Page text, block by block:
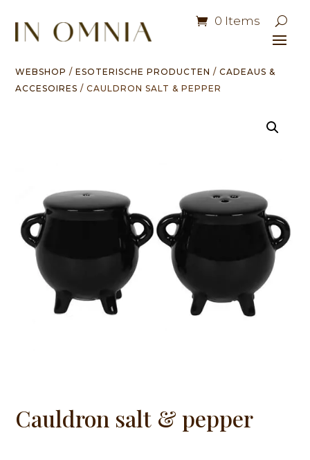
0 Items
WEBSHOP /ESOTERISCHE PRODUCTEN /CADEAUS &
ACCESOIRES / CAULDRON SALT & PEPPER
Cauldron salt & pepper